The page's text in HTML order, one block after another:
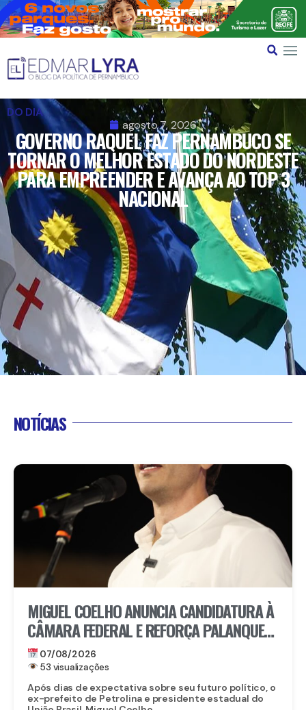
DO DIA
agosto 7, 2026
GOVERNO RAQUEL FAZ PERNAMBUCO SE
TORNAR O MELHOR ESTADO DO NORDESTE
PARA EMPREENDER E AVANÇA AO TOP 3
NACIONAL
NOTÍCIAS
MIGUEL COELHO ANUNCIA CANDIDATURA À
CÂMARA FEDERAL E REFORÇA PALANQUE
DE RAQUEL LYRA EM PERNAMBUCO
07/08/2026
53 visualizações
Após dias de expectativa sobre seu futuro político, o
ex-prefeito de Petrolina e presidente estadual do